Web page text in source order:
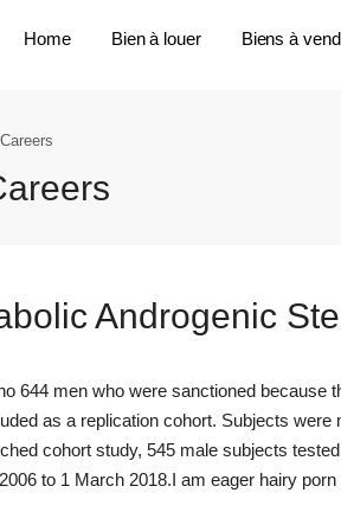
Home Bien à louer Biens à
Androgenic
644 men who were sanctioned because
as a replication cohort. Subjects
cohort study, 545 male subjects
to 1 March 2018.I am eager hairy